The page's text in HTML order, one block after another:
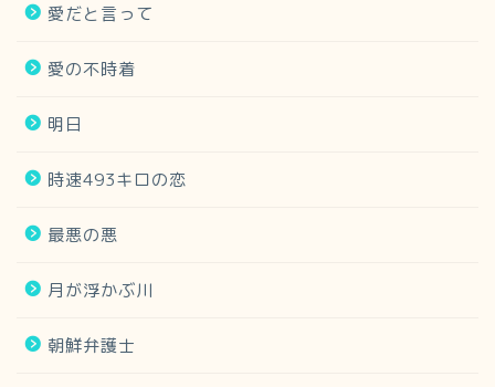
愛だと言って
愛の不時着
明日
時速493キロの恋
最悪の悪
月が浮かぶ川
朝鮮弁護士